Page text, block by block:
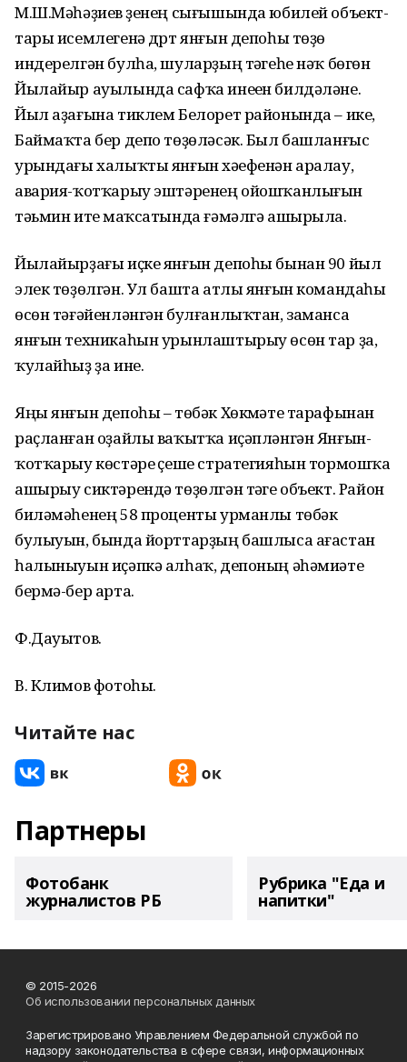
М.Ш.Мәһәҙиев үҙенең сығышында юбилей объект-
тары исемлегенә дүрт янғын депоһы төҙөү
индерелгән булһа, шуларҙың тәүгеһе нәҡ бөгөн
Йылайыр ауылында сафҡа инеүен билдәләне.
Йыл аҙағына тиклем Белорет районында – ике,
Баймаҡта бер депо төҙөләсәк. Был башланғыс
урындағы халыҡты янғын хәүефенән аралау,
авария-ҡотҡарыу эштәренең ойошҡанлығын
тәьмин итеү маҡсатында ғәмәлгә ашырыла.
Йылайырҙағы иҫке янғын депоһы бынан 90 йыл
элек төҙөлгән. Ул башта атлы янғын командаһы
өсөн тәғәйенләнгән булғанлыҡтан, заманса
янғын техникаһын урынлаштырыу өсөн тар ҙа,
ҡулайһыҙ ҙа ине.
Яңы янғын депоһы – төбәк Хөкүмәте тарафынан
раҫланған оҙайлы ваҡытҡа иҫәпләнгән Янғын-
ҡотҡарыу көстәре үҫеше стратегияһын тормошҡа
ашырыу сиктәрендә төҙөлгән тәүге объект. Район
биләмәһенең 58 проценты урманлы төбәк
булыуын, бында йорттарҙың башлыса ағастан
һалыныуын иҫәпкә алһаҡ, депоның әһәмиәте
бермә-бер арта.
Ф.Дауытов.
В. Климов фотоһы.
Читайте нас
Партнеры
Фотобанк
журналистов РБ
Рубрика "Еда и
напитки"
© 2015-2026
Об использовании персональных данных
Зарегистрировано Управлением Федеральной службой по
надзору законодательства в сфере связи, информационных